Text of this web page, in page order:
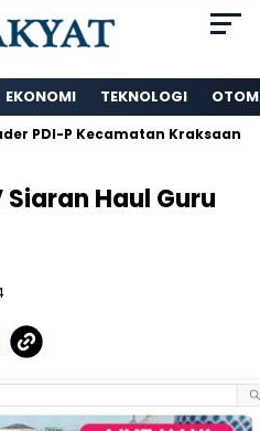
EKONOMI TEKNOLOGI
P Kecamatan Kraksaan
Siaran Haul Guru